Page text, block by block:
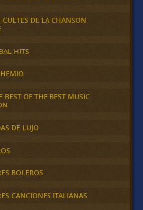
CULTES DE LA CHANSON
HITS
BEST OF THE BEST MUSIC
DE LUJO
BOLEROS
CANCIONES ITALIANAS